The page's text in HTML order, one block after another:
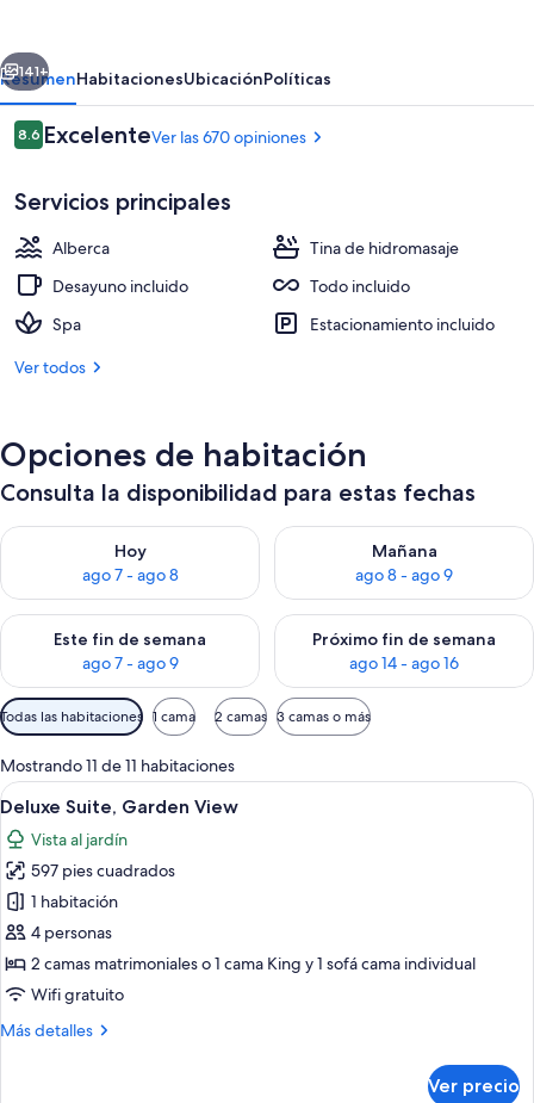
All
Inclusive
Exterior
Siguiente
141+
ResumenHabitacionesUbicaciónPolíticas
Opiniones
8.68.6 de 10,
ExcelenteVer las 670 opiniones
Servicios principales
Alberca
Tina de hidromasaje
Desayuno incluido
Todo incluido
Spa
Estacionamiento incluido
Ver todos
Opciones de habitación
Consulta la disponibilidad para estas fechas
Hoy
ago 7 - ago 8
Consulta la disponibilidad para hoy ago 7 - ago 8
Mañana
ago 8 - ago 9
Consulta la disponibilidad
Este fin de semana
ago 7 - ago 9
Consulta la disponibilidad para este fin de semana ago 7 -
Próximo fin de semana
ago 14 - ago 16
Consulta la disponibilidad
Filtros
disponibles
para
las
habitaciones
Todas las habitaciones 1 cama 2 camas 3 camas o más
Mostrando 11 de 11 habitaciones
Abrir
todas
las
fotos
de
Deluxe
Suite,
Garden
Una habitación de hotel moderna
5
Deluxe Suite, Garden View
Vista al jardín
597 pies cuadrados
1 habitación
4 personas
2 camas matrimoniales o 1 cama King y 1 sofá cama individual
Wifi gratuito
Más detalles
Más
Ver precio